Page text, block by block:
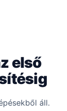
első
áll.